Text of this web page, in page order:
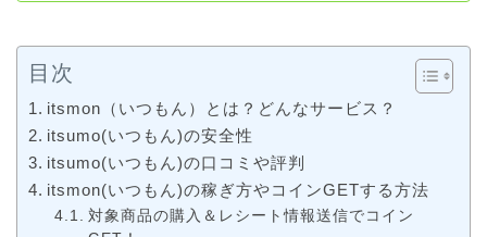
目次
itsmon（いつもん）とは？どんなサービス？
itsumo(いつもん)の安全性
itsumo(いつもん)の口コミや評判
itsmon(いつもん)の稼ぎ方やコインGETする方法
対象商品の購入＆レシート情報送信でコイン